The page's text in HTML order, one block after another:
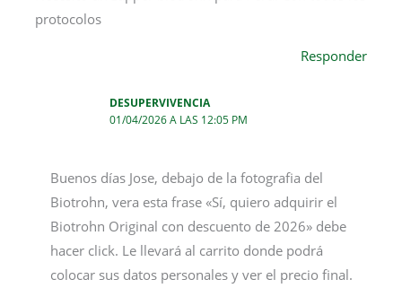
protocolos
Responder
DESUPERVIVENCIA
01/04/2026 A LAS 12:05 PM
Buenos días Jose, debajo de la fotografia del
Biotrohn, vera esta frase «Sí, quiero adquirir el
Biotrohn Original con descuento de 2026» debe
hacer click. Le llevará al carrito donde podrá
colocar sus datos personales y ver el precio final.